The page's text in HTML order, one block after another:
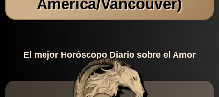
America/Vancouver)
El mejor Horóscopo Diario sobre el Amor